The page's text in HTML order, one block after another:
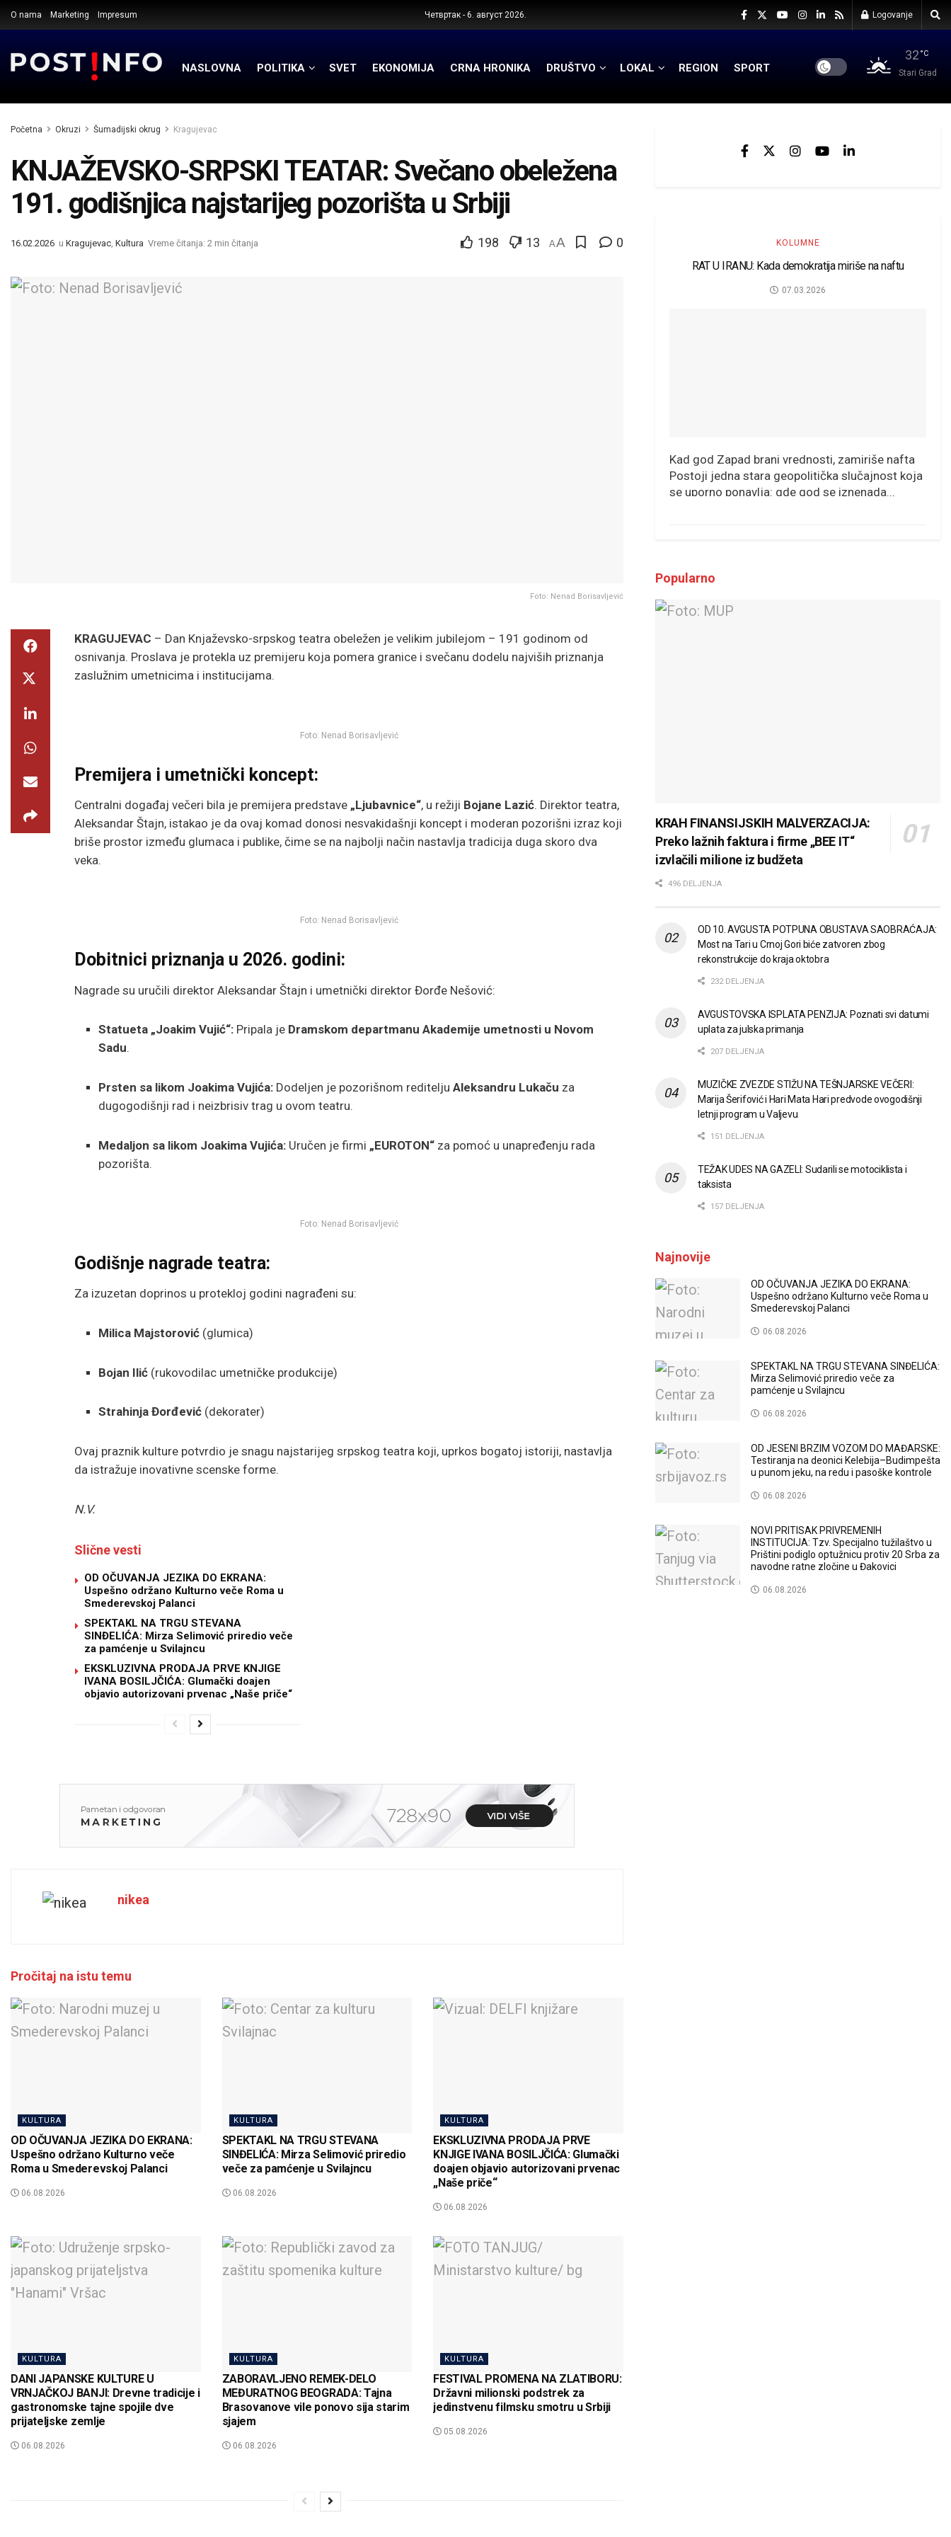
O nama Marketing Impresum Четвртак - 6. август 2026. Logovanje
NASLOVNA POLITIKA SVET EKONOMIJA CRNA HRONIKA DRUŠTVO LOKAL REGION SPORT
32 °C
Stari Grad
Početna Okruzi Šumadijski okrug Kragujevac
KNJAŽEVSKO-SRPSKI TEATAR: Svečano obeležena
191. godišnjica najstarijeg pozorišta u Srbiji
16.02.2026 u Kragujevac, Kultura Vreme čitanja: 2 min čitanja 198 13 AA 0
Foto: Nenad Borisavljević
KRAGUJEVAC – Dan Knjaževsko-srpskog teatra obeležen je velikim jubilejom – 191 godinom od
osnivanja. Proslava je protekla uz premijeru koja pomera granice i svečanu dodelu najviših priznanja
zaslužnim umetnicima i institucijama.
Foto: Nenad Borisavljević
Premijera i umetnički koncept:
Centralni događaj večeri bila je premijera predstave „Ljubavnice“, u režiji Bojane Lazić. Direktor teatra,
Aleksandar Štajn, istakao je da ovaj komad donosi nesvakidašnji koncept i moderan pozorišni izraz koji
briše prostor između glumaca i publike, čime se na najbolji način nastavlja tradicija duga skoro dva
veka.
Foto: Nenad Borisavljević
Dobitnici priznanja u 2026. godini:
Nagrade su uručili direktor Aleksandar Štajn i umetnički direktor Đorđe Nešović:
Statueta „Joakim Vujić“: Pripala je Dramskom departmanu Akademije umetnosti u Novom
Sadu.
Prsten sa likom Joakima Vujića: Dodeljen je pozorišnom rediteljuAleksandru Lukaču za
dugogodišnji rad i neizbrisiv trag u ovom teatru.
Medaljon sa likom Joakima Vujića: Uručen je firmi „EUROTON“ za pomoć u unapređenju rada
pozorišta.
Foto: Nenad Borisavljević
Godišnje nagrade teatra:
Za izuzetan doprinos u protekloj godini nagrađeni su:
Milica Majstorović (glumica)
Bojan Ilić (rukovodilac umetničke produkcije)
Strahinja Đorđević (dekorater)
Ovaj praznik kulture potvrdio je snagu najstarijeg srpskog teatra koji, uprkos bogatoj istoriji, nastavlja
da istražuje inovativne scenske forme.
N.V.
Slične vesti
OD OČUVANJA JEZIKA DO EKRANA:
Uspešno održano Kulturno veče Roma u
Smederevskoj Palanci
SPEKTAKL NA TRGU STEVANA
SINĐELIĆA: Mirza Selimović priredio veče
za pamćenje u Svilajncu
EKSKLUZIVNA PRODAJA PRVE KNJIGE
IVANA BOSILJČIĆA: Glumački doajen
objavio autorizovani prvenac „Naše priče“
nikea
Pročitaj na istu temu
KULTURA
OD OČUVANJA JEZIKA DO EKRANA:
Uspešno održano Kulturno veče
Roma u Smederevskoj Palanci
06.08.2026
KULTURA
SPEKTAKL NA TRGU STEVANA
SINĐELIĆA: Mirza Selimović priredio
veče za pamćenje u Svilajncu
06.08.2026
KULTURA
EKSKLUZIVNA PRODAJA PRVE
KNJIGE IVANA BOSILJČIĆA: Glumački
doajen objavio autorizovani prvenac
„Naše priče“
06.08.2026
KULTURA
DANI JAPANSKE KULTURE U
VRNJAČKOJ BANJI: Drevne tradicije i
gastronomske tajne spojile dve
prijateljske zemlje
06.08.2026
KULTURA
ZABORAVLJENO REMEK-DELO
MEĐURATNOG BEOGRADA: Tajna
Brasovanove vile ponovo sija starim
sjajem
06.08.2026
KULTURA
FESTIVAL PROMENA NA ZLATIBORU:
Državni milionski podstrek za
jedinstvenu filmsku smotru u Srbiji
05.08.2026
KOLUMNE
RAT U IRANU: Kada demokratija miriše na naftu
07.03.2026
Kad god Zapad brani vrednosti, zamiriše nafta
Postoji jedna stara geopolitička slučajnost koja
se uporno ponavlja: gde god se iznenada...
Popularno
KRAH FINANSIJSKIH MALVERZACIJA:
Preko lažnih faktura i firme „BEE IT“
izvlačili milione iz budžeta
496 DELJENJA
OD 10. AVGUSTA POTPUNA OBUSTAVA SAOBRAĆAJA:
Most na Tari u Crnoj Gori biće zatvoren zbog
rekonstrukcije do kraja oktobra
232 DELJENJA
AVGUSTOVSKA ISPLATA PENZIJA: Poznati svi datumi
uplata za julska primanja
207 DELJENJA
MUZIČKE ZVEZDE STIŽU NA TEŠNJARSKE VEČERI:
Marija Šerifović i Hari Mata Hari predvode ovogodišnji
letnji program u Valjevu
151 DELJENJA
TEŽAK UDES NA GAZELI: Sudarili se motociklista i
taksista
157 DELJENJA
Najnovije
OD OČUVANJA JEZIKA DO EKRANA:
Uspešno održano Kulturno veče Roma u
Smederevskoj Palanci
06.08.2026
SPEKTAKL NA TRGU STEVANA SINĐELIĆA:
Mirza Selimović priredio veče za
pamćenje u Svilajncu
06.08.2026
OD JESENI BRZIM VOZOM DO MAĐARSKE:
Testiranja na deonici Kelebija–Budimpešta
u punom jeku, na redu i pasoške kontrole
06.08.2026
NOVI PRITISAK PRIVREMENIH
INSTITUCIJA: Tzv. Specijalno tužilaštvo u
Prištini podiglo optužnicu protiv 20 Srba za
navodne ratne zločine u Đakovici
06.08.2026